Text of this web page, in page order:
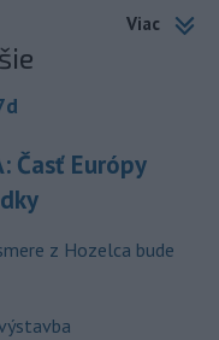
Viac
Časť Európy
z Hozelca bude